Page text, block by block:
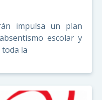
impulsa un plan
escolar y
la